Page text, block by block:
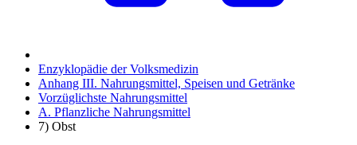
Enzyklopädie der Volksmedizin
Anhang III. Nahrungsmittel, Speisen und Getränke
Vorzüglichste Nahrungsmittel
A. Pflanzliche Nahrungsmittel
7) Obst